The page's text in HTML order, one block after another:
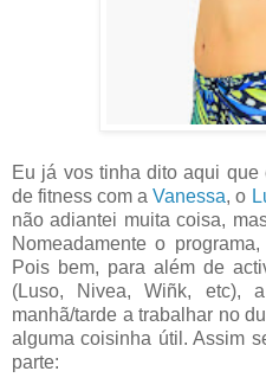
Eu já vos tinha dito aqui
de fitness com aVanessa, o
não adiantei muita coisa,
Nomeadamente o
Pois bem, para além de
(Luso, Nivea, Wiñk, etc),
manhã/tarde a trabalhar no
alguma coisinha útil. Assim
parte: